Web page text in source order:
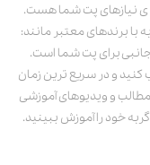
ی نیازهای پت شما هست.
برندهای معتبر مانند:
برای پت شما است.
کنید و در سریع ترین زمان
و ویدیوهای آموزشی
خود را آموزش ببینید.